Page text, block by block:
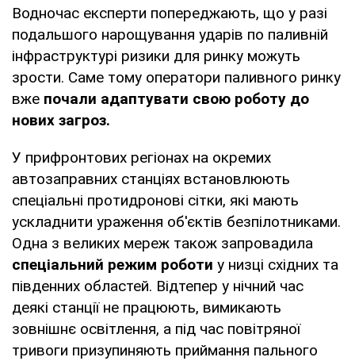
Водночас експерти попереджають, що у разі
подальшого нарощування ударів по паливній
інфраструктурі ризики для ринку можуть
зрости. Саме тому оператори паливного ринку
вже почали адаптувати свою роботу до
нових загроз.
У прифронтових регіонах на окремих
автозаправних станціях встановлюють
спеціальні протидронові сітки, які мають
ускладнити ураження об'єктів безпілотниками.
Одна з великих мереж також запровадила
спеціальний режим роботи у низці східних та
південних областей. Відтепер у нічний час
деякі станції не працюють, вимикають
зовнішнє освітлення, а під час повітряної
тривоги призупиняють приймання пального